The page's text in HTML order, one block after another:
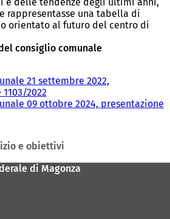
rappresentasse una tabella di
orientato al futuro del centro di
consiglio comunale
21 settembre 2022,
2022
S
r
e
i
09 ottobre 2024, presentazione
e obiettivi
di Magonza